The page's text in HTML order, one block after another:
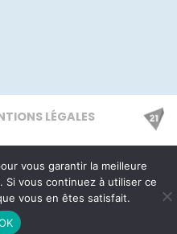
LÉGALES
vous garantir la meilleure
vous continuez à utiliser ce
vous en êtes satisfait.